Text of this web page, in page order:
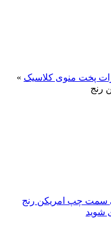
پخت منوی کلاسیک »
شوید